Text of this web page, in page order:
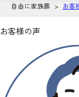
自由に家族葬 お客
お客様の声